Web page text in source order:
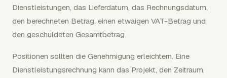
Dienstleistungen, das Lieferdatum, das Rechnungsdatum,
den berechneten Betrag, einen etwaigen VAT-Betrag und
den geschuldeten Gesamtbetrag.
Positionen sollten die Genehmigung erleichtern. Eine
Dienstleistungsrechnung kann das Projekt, den Zeitraum,